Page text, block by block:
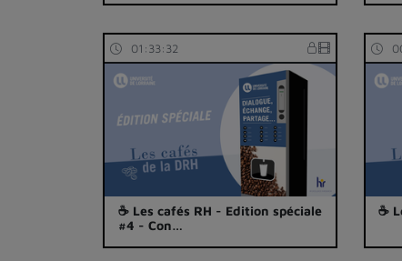
01:33:32
☕ Les cafés RH - Edition spéciale
#4 - Con…
☕